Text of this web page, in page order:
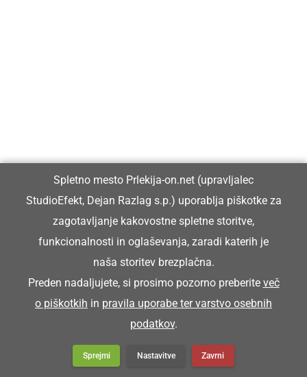
Spletno mesto Prlekija-on.net (upravljalec
StudioEfekt, Dejan Razlag s.p.) uporablja piškotke za
zagotavljanje kakovostne spletne storitve,
funkcionalnosti in oglaševanja, zaradi katerih je
naša storitev brezplačna.
Preden nadaljujete, si prosimo pozorno preberite več
o piškotkih in pravila uporabe ter varstvo osebnih
podatkov.
Sprejmi Nastavitve Zavrni